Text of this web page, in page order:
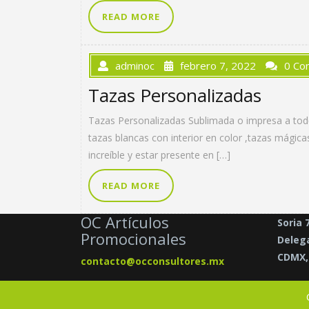
READ MORE
adminoc febrero 7, 2022 0
Tazas Personalizadas
Tazas Personalizadas Sublimada o impresa a
tazas blancas con interior en color ,tazas
increíble y estar presente en […]
READ MORE
OC Artículos
Promocionales
contacto@occonsultores.mx
Soria